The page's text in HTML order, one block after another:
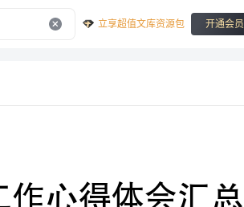
立享超值文库资源包 开通会员